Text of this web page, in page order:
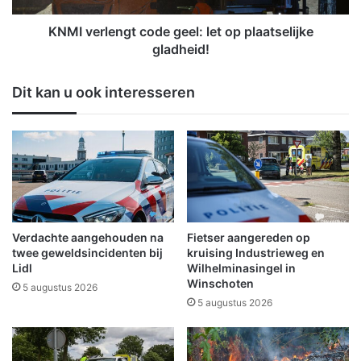
i
e
n
l
n
g
s
c
h
a
a
t
l
e
e
o
d
e
g
e
e
l
:
l
e
t
o
l
a
KNMI verlengt code geel: let op plaatselijke
gladheid!
Dit kan u ook interesseren
Verdachte aangehouden na
twee geweldsincidenten bij
Lidl
5 augustus 2026
Fietser aangereden op
kruising Industrieweg en
Wilhelminasingel in
Winschoten
5 augustus 2026